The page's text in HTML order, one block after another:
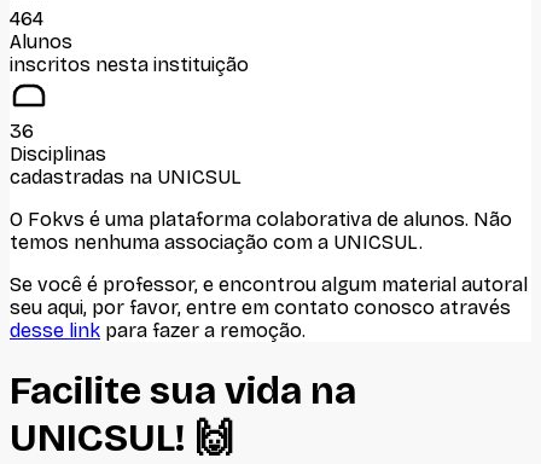
464
Alunos
inscritos nesta instituição
36
Disciplinas
cadastradas na UNICSUL
O Fokvs é uma plataforma colaborativa de alunos. Não
temos nenhuma associação com a UNICSUL.
Se você é professor, e encontrou algum material autoral
seu aqui, por favor, entre em contato conosco através
desse link para fazer a remoção.
Facilite sua vida na
UNICSUL! 🙌